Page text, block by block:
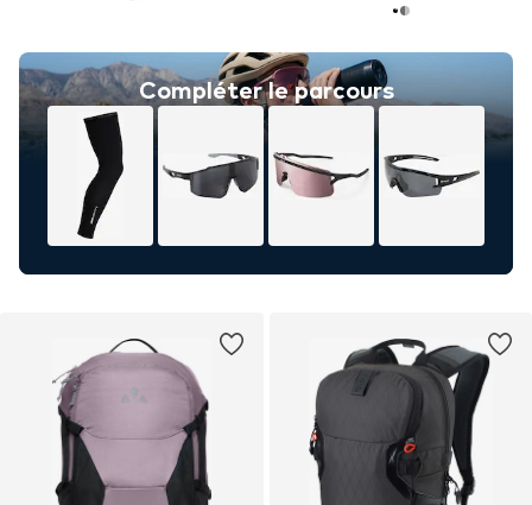
Compléter le parcours